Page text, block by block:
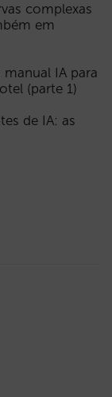
complexas
em
IA para
(parte 1)
de IA: as